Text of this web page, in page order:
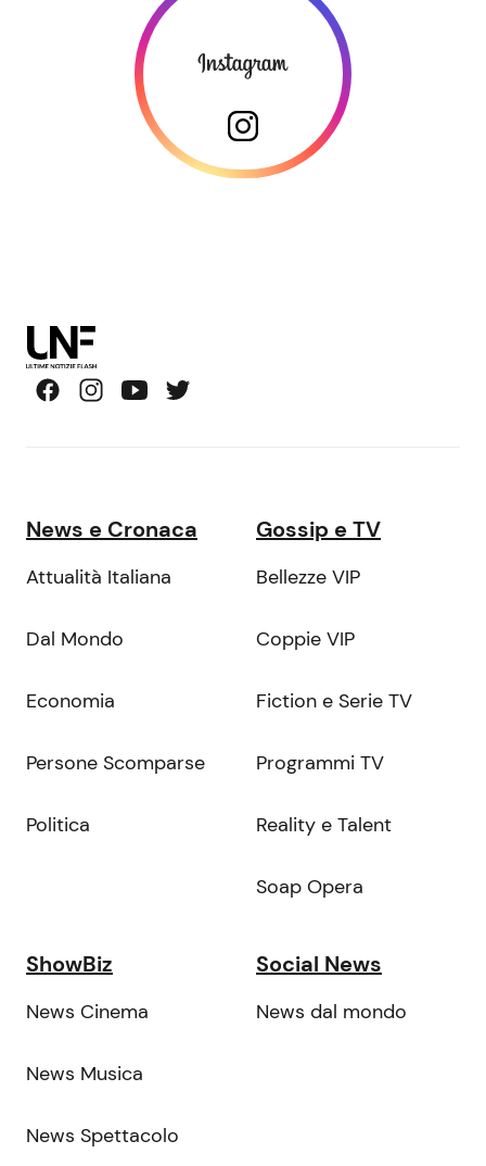
News e Cronaca
Attualità Italiana
Dal Mondo
Economia
Persone Scomparse
Politica
Gossip e TV
Bellezze VIP
Coppie VIP
Fiction e Serie TV
Programmi TV
Reality e Talent
Soap Opera
ShowBiz
News Cinema
News Musica
News Spettacolo
Social News
News dal mondo